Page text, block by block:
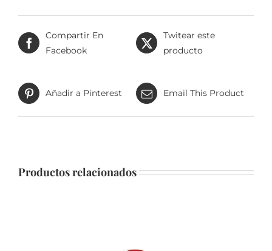
Compartir En
Facebook
Twitear este
producto
Añadir a Pinterest Email This Product
Productos relacionados